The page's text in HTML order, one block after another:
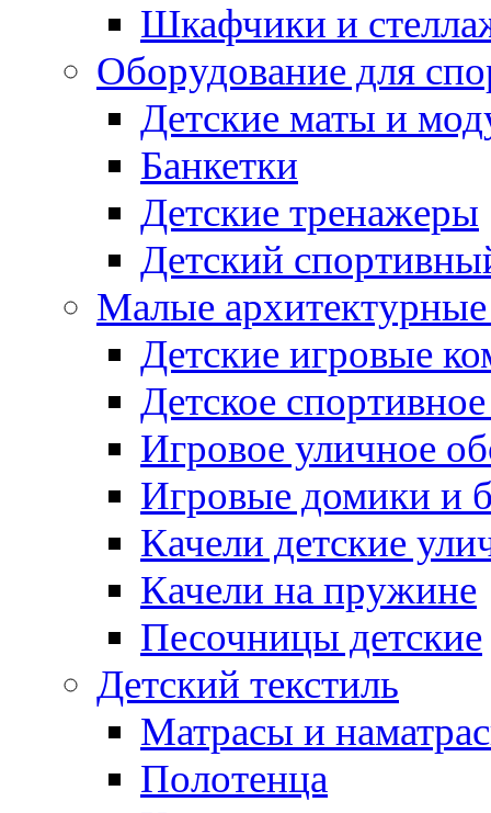
Шкафчики и
Оборудование для
Детские маты и
Банкетки
Детские тренажеры
Детский
Малые
Детские игровые
Детское
Игровое уличное
Игровые домики и
Качели детские
Качели на пружине
Песочницы детские
Детский текстиль
Матрасы и
Полотенца